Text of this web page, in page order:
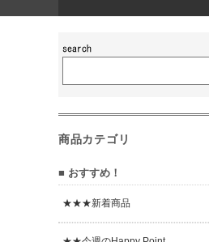
商品カテゴリ
■ おすすめ！
★★★新着商品